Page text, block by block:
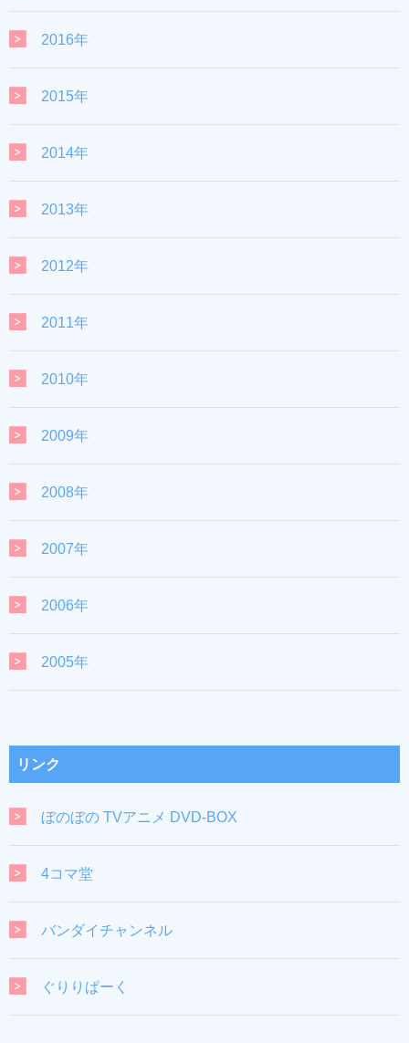
2016年
2015年
2014年
2013年
2012年
2011年
2010年
2009年
2008年
2007年
2006年
2005年
リンク
ぼのぼの TVアニメ DVD-BOX
4コマ堂
バンダイチャンネル
ぐりりぱーく